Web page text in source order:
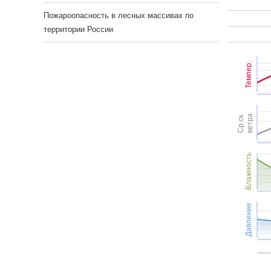
Темпер.
Ср.ск.ветра
Влажность
Давление
Пожароопасность в лесных массивах по
территории России